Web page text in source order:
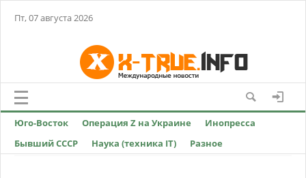
Пт, 07 августа 2026
Юго-Восток Операция Z на Украине
Инопресса
Бывший СССР
Наука (техника IT) Разное